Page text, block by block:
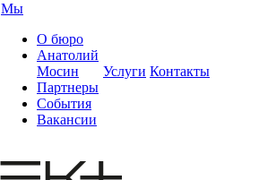
Мы
О бюро
Анатолий
Мосин
Партнеры
События
Вакансии
Услуги Контакты